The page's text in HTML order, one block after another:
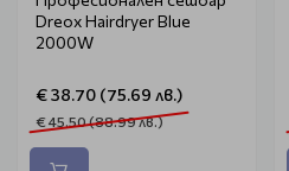
Dreox Hairdryer Blue
2000W
€ 38.70 (75.69 лв.)
€ 45.50 (88.99 лв.)